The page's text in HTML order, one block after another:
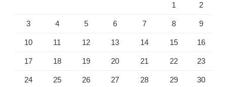
1 2
3 4 5 6 7 8 9
10 11 12 13 14 15 16
17 18 19 20 21 22 23
24 25 26 27 28 29 30